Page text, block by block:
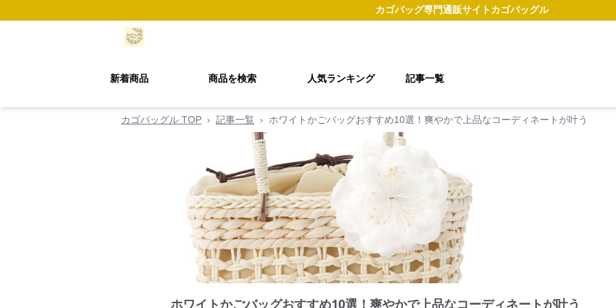
カゴバッグ専門通販サイトカゴバッグル
新着商品 商品を検索 人気ランキング 記事一覧
カゴバッグル TOP › 記事一覧 › ホワイトかごバッグおすすめ10選！爽やかで上品なコーディネートが叶う
ホワイトかごバッグおすすめ10選！爽やかで上品なコーディネートが叶う